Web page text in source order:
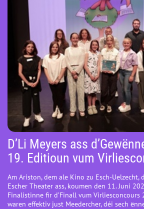
D’Li Meyers ass
19. Editioun vum
Am Ariston, dem ale Kino zu Esch-Uelzecht,
Escher Theater ass, koumen den 11. Juni
Finalistinne fir d’Finall vum Virliesconcours
waren effektiv just Meedercher, déi sech